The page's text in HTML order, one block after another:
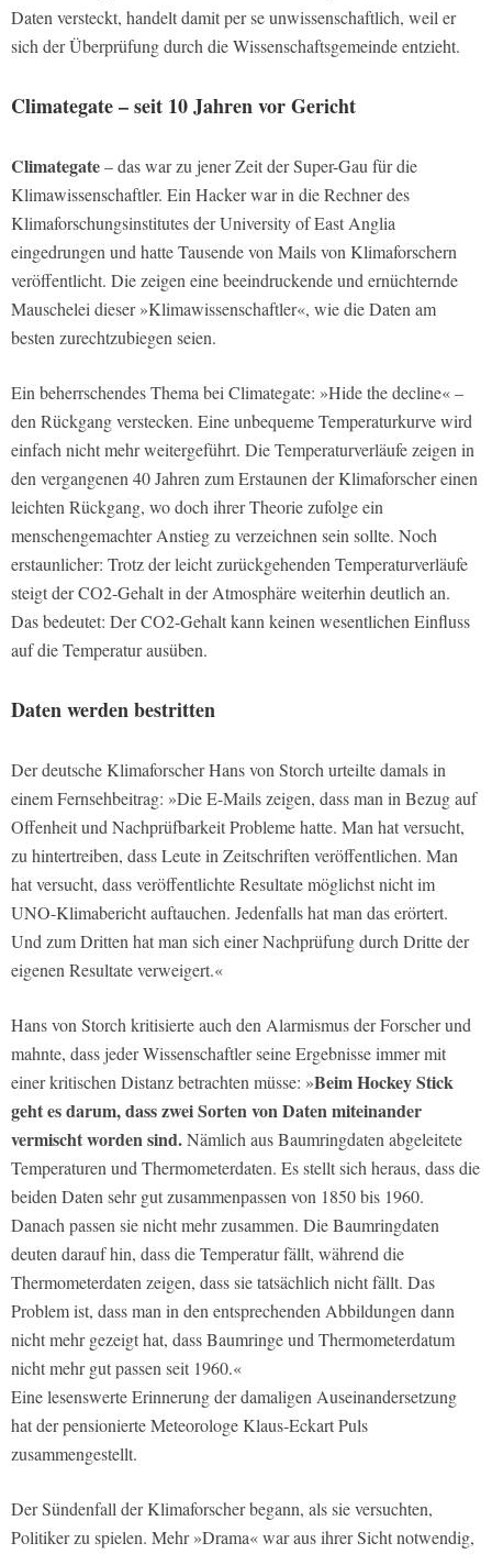
Daten versteckt, handelt damit per se unwissenschaftlich, weil er
sich der Überprüfung durch die Wissenschaftsgemeinde entzieht.
Climategate – seit 10 Jahren vor Gericht
Climategate– das war zu jener Zeit der Super-Gau für die
Klimawissenschaftler. Ein Hacker war in die Rechner des
Klimaforschungsinstitutes der University of East Anglia
eingedrungen und hatte Tausende von Mails von Klimaforschern
veröffentlicht. Die zeigen eine beeindruckende und ernüchternde
Mauschelei dieser »Klimawissenschaftler«, wie die Daten am
besten zurechtzubiegen seien.
Ein beherrschendes Thema bei Climategate: »Hide the decline« –
den Rückgang verstecken. Eine unbequeme Temperaturkurve wird
einfach nicht mehr weitergeführt. Die Temperaturverläufe zeigen in
den vergangenen 40 Jahren zum Erstaunen der Klimaforscher einen
leichten Rückgang, wo doch ihrer Theorie zufolge ein
menschengemachter Anstieg zu verzeichnen sein sollte. Noch
erstaunlicher: Trotz der leicht zurückgehenden Temperaturverläufe
steigt der CO2-Gehalt in der Atmosphäre weiterhin deutlich an.
Das bedeutet: Der CO2-Gehalt kann keinen wesentlichen Einfluss
auf die Temperatur ausüben.
Daten werden bestritten
Der deutsche Klimaforscher Hans von Storch urteilte damals in
einem Fernsehbeitrag: »Die E-Mails zeigen, dass man in Bezug auf
Offenheit und Nachprüfbarkeit Probleme hatte. Man hat versucht,
zu hintertreiben, dass Leute in Zeitschriften veröffentlichen. Man
hat versucht, dass veröffentlichte Resultate möglichst nicht im
UNO-Klimabericht auftauchen. Jedenfalls hat man das erörtert.
Und zum Dritten hat man sich einer Nachprüfung durch Dritte der
eigenen Resultate verweigert.«
Hans von Storch kritisierte auch den Alarmismus der Forscher und
mahnte, dass jeder Wissenschaftler seine Ergebnisse immer mit
einer kritischen Distanz betrachten müsse: »Beim Hockey Stick
geht es darum, dass zwei Sorten von Daten miteinander
vermischt worden sind.Nämlich aus Baumringdaten abgeleitete
Temperaturen und Thermometerdaten. Es stellt sich heraus, dass die
beiden Daten sehr gut zusammenpassen von 1850 bis 1960.
Danach passen sie nicht mehr zusammen. Die Baumringdaten
deuten darauf hin, dass die Temperatur fällt, während die
Thermometerdaten zeigen, dass sie tatsächlich nicht fällt. Das
Problem ist, dass man in den entsprechenden Abbildungen dann
nicht mehr gezeigt hat, dass Baumringe und Thermometerdatum
nicht mehr gut passen seit 1960.«
Eine lesenswerte Erinnerung der damaligen Auseinandersetzung
hat der pensionierte Meteorologe Klaus-Eckart Puls
zusammengestellt.
Der Sündenfall der Klimaforscher begann, als sie versuchten,
Politiker zu spielen. Mehr »Drama« war aus ihrer Sicht notwendig,